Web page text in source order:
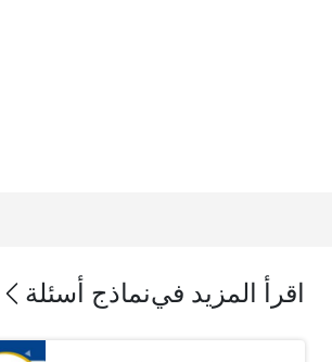
اقرأ المزيد فينماذج أسئلة